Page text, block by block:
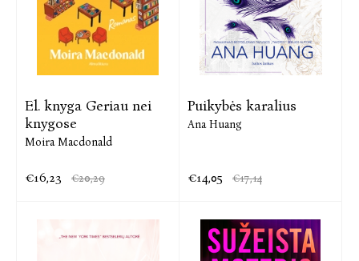
El. knyga Geriau nei
knygose
Moira Macdonald
€16,23 €20,29
Puikybės karalius
Ana Huang
€14,05 €17,14